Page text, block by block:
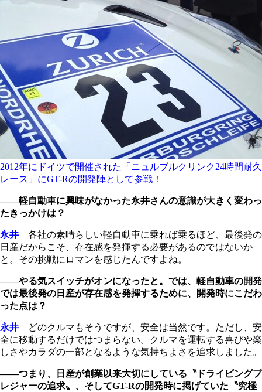
2012年にドイツで開催された「ニュルブルクリンク24時間耐久
レース」にGT-Rの開発陣として参戦！
――軽自動車に興味がなかった永井さんの意識が大きく変わっ
たきっかけは？
永井 各社の素晴らしい軽自動車に乗れば乗るほど、最後発の
日産だからこそ、存在感を発揮する必要があるのではないか
と。その挑戦にロマンを感じたんですよね。
――やる気スイッチがオンになったと。では、軽自動車の開発
では最後発の日産が存在感を発揮するために、開発時にこだわ
った点は？
永井 どのクルマもそうですが、安全は当然です。ただし、安
全に移動するだけではつまらない。クルマを運転する喜びや楽
しさやカラダの一部となるような気持ちよさを追求しました。
――つまり、日産が創業以来大切にしている〝ドライビングプ
レジャーの追求〟、そしてGT-Rの開発時に掲げていた〝究極